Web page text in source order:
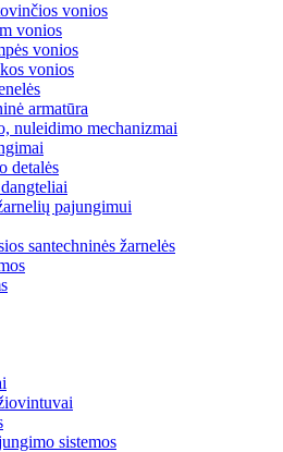
vonios
vonios
vonios
vonios
armatūra
nuleidimo mechanizmai
detalės
pajungimui
santechninės žarnelės
sistemos